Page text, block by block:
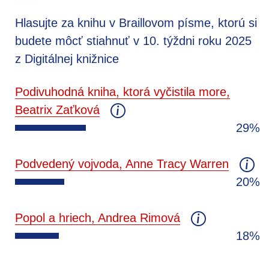
Hlasujte za knihu v Braillovom písme, ktorú si
budete môcť stiahnuť v 10. týždni roku 2025
z Digitálnej knižnice
Podivuhodná kniha, ktorá vyčistila more,
Beatrix Zaťková
29%
Podvedený vojvoda, Anne Tracy Warren
20%
Popol a hriech, Andrea Rimová
18%